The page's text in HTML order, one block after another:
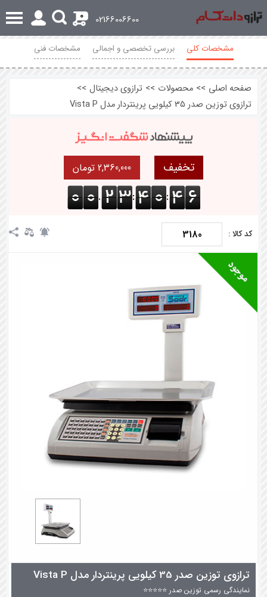
02166006600
0
مشخصات کلی بررسی تخصصی و اجمالی مشخصات فنی
صفحه اصلی >> محصولات >> ترازوی دیجیتال >>
ترازوی توزین صدر 35 کیلویی پرینتردار مدل Vista P
. : :
تخفیف 2,360,000 تومان
کد کالا : 3180
ترازوی توزین صدر 35 کیلویی پرینتردار مدل Vista P
نمایندگی رسمی توزین صدر ⭐⭐⭐⭐⭐